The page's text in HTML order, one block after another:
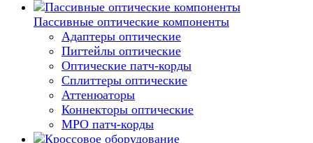
Пассивные оптические компоненты
Адаптеры оптические
Пигтейлы оптические
Оптические патч-корды
Сплиттеры оптические
Аттенюаторы
Коннекторы оптические
MPO патч-корды